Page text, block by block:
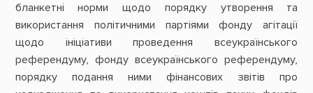
бланкетні норми щодо порядку утворення та
використання політичними партіями фонду агітації
щодо ініціативи проведення всеукраїнського
референдуму, фонду всеукраїнського референдуму,
порядку подання ними фінансових звітів про